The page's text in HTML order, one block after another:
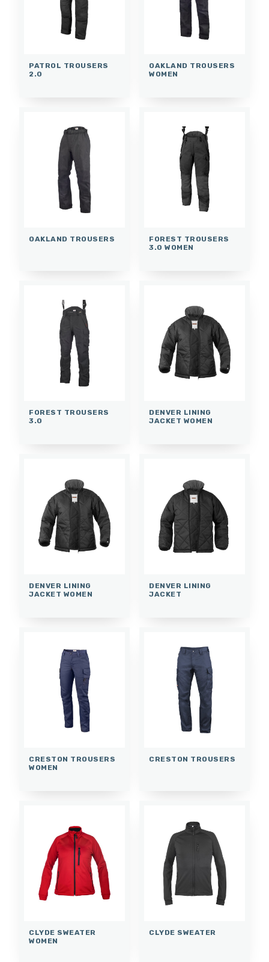
PATROL TROUSERS
2.0
OAKLAND TROUSERS
WOMEN
OAKLAND TROUSERS
FOREST TROUSERS
3.0 WOMEN
FOREST TROUSERS
3.0
DENVER LINING
JACKET WOMEN
DENVER LINING
JACKET WOMEN
DENVER LINING
JACKET
CRESTON TROUSERS
WOMEN
CRESTON TROUSERS
CLYDE SWEATER
WOMEN
CLYDE SWEATER